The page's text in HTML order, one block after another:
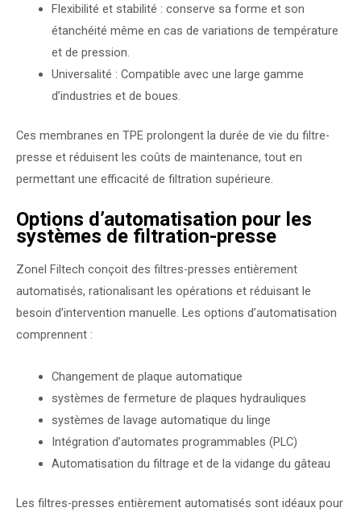
Flexibilité et stabilité : conserve sa forme et son
étanchéité même en cas de variations de température
et de pression.
Universalité : Compatible avec une large gamme
d’industries et de boues.
Ces membranes en TPE prolongent la durée de vie du filtre-
presse et réduisent les coûts de maintenance, tout en
permettant une efficacité de filtration supérieure.
Options d’automatisation pour les
systèmes de filtration-presse
Zonel Filtech conçoit des filtres-presses entièrement
automatisés, rationalisant les opérations et réduisant le
besoin d’intervention manuelle. Les options d’automatisation
comprennent :
Changement de plaque automatique
systèmes de fermeture de plaques hydrauliques
systèmes de lavage automatique du linge
Intégration d’automates programmables (PLC)
Automatisation du filtrage et de la vidange du gâteau
Les filtres-presses entièrement automatisés sont idéaux pour